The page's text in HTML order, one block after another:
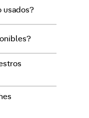
usados?